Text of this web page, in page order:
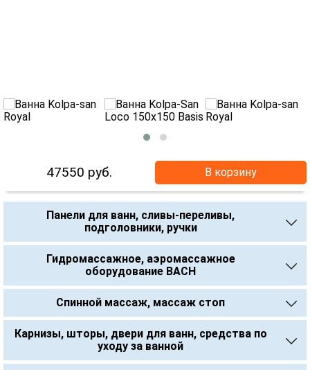
47550 руб. В корзину
Панели для ванн, сливы-переливы,
подголовники, ручки
Гидромассажное, аэромассажное
оборудование BACH
Спинной массаж, массаж стоп
Карнизы, шторы, двери для ванн, средства по
уходу за ванной